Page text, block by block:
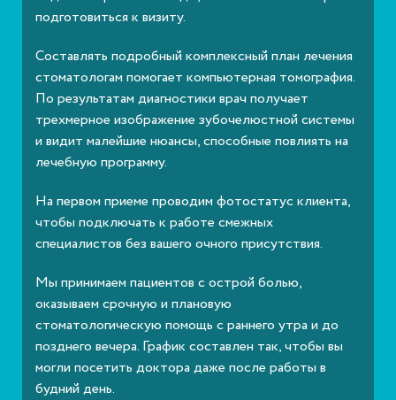
подготовиться к визиту.
Составлять подробный комплексный план лечения
стоматологам помогает компьютерная томография.
По результатам диагностики врач получает
трехмерное изображение зубочелюстной системы
и видит малейшие нюансы, способные повлиять на
лечебную программу.
На первом приеме проводим фотостатус клиента,
чтобы подключать к работе смежных
специалистов без вашего очного присутствия.
Мы принимаем пациентов с острой болью,
оказываем срочную и плановую
стоматологическую помощь с раннего утра и до
позднего вечера. График составлен так, чтобы вы
могли посетить доктора даже после работы в
будний день.